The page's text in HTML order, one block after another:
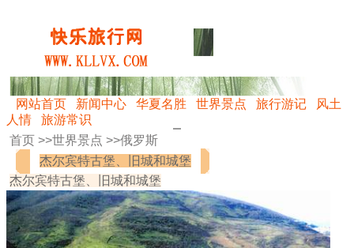
网站首页 新闻中心 华夏名胜 世界景点 旅行游记
风土
人情
旅游常识
首页 >>世界景点 >>俄罗斯
杰尔宾特古堡、旧城和城堡
杰尔宾特古堡、旧城和城堡